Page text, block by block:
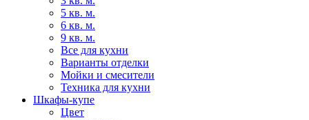
5 кв. м.
6 кв. м.
9 кв. м.
Все для кухни
Варианты отделки
Мойки и смесители
Техника для кухни
Шкафы-купе
Цвет